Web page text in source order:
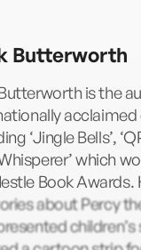
Butterworth
is the
acclaimed
‘Jingle Bells’,
which
Book Awards.
about Percy